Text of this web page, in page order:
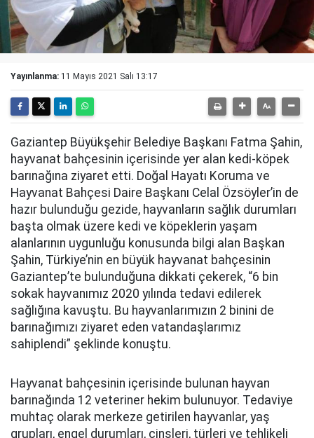
Yayınlanma: 11 Mayıs 2021 Salı 13:17
Gaziantep Büyükşehir Belediye Başkanı Fatma Şahin,
hayvanat bahçesinin içerisinde yer alan kedi-köpek
barınağına ziyaret etti. Doğal Hayatı Koruma ve
Hayvanat Bahçesi Daire Başkanı Celal Özsöyler’in de
hazır bulunduğu gezide, hayvanların sağlık durumları
başta olmak üzere kedi ve köpeklerin yaşam
alanlarının uygunluğu konusunda bilgi alan Başkan
Şahin, Türkiye’nin en büyük hayvanat bahçesinin
Gaziantep’te bulunduğuna dikkati çekerek, “6 bin
sokak hayvanımız 2020 yılında tedavi edilerek
sağlığına kavuştu. Bu hayvanlarımızın 2 binini de
barınağımızı ziyaret eden vatandaşlarımız
sahiplendi” şeklinde konuştu.
Hayvanat bahçesinin içerisinde bulunan hayvan
barınağında 12 veteriner hekim bulunuyor. Tedaviye
muhtaç olarak merkeze getirilen hayvanlar, yaş
grupları, engel durumları, cinsleri, türleri ve tehlikeli